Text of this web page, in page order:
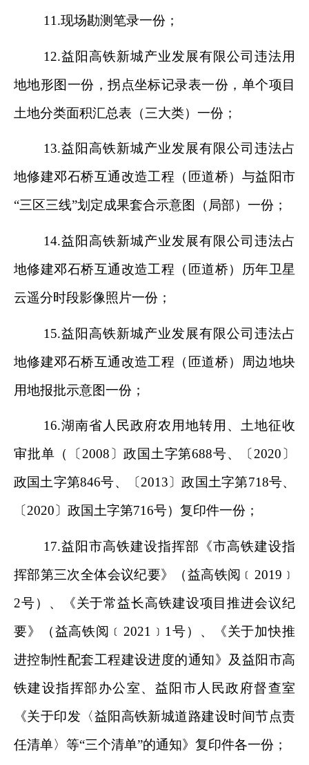
11.现场勘测笔录一份；
12.益阳高铁新城产业发展有限公司违法用
地地形图一份，拐点坐标记录表一份，单个项目
土地分类面积汇总表（三大类）一份；
13.益阳高铁新城产业发展有限公司 违法占
地修建邓石桥互通改造工程（匝道桥）与益阳市
“三区三线”划定成果套合示意图（局部）一份；
14.益阳高铁新城产业发展有限公司 违法占
地修建邓石桥互通改造工程（匝道桥）历年卫星
云遥分时段影像照片一份；
15.益阳高铁新城产业发展有限公司违法占
地修建邓石桥互通改造工程（匝道桥）周边地块
用地报批示意图一份；
16.湖南省人民政府农用地转用、土地征收
审批单（〔 2008 〕政国土字第688号、〔2020 〕
政国土字第846号、〔2013 〕政国土字第718号、
〔2020 〕政国土字第716号）复印件一份；
17.益阳市高铁建设指挥部《市高铁建设指
挥部第三次全体会议纪要》（益高铁阅 ﹝ 2019 ﹞
2号）、《关于常益长高铁建设项目推进会议纪
要》（益高铁阅 ﹝ 2021 ﹞ 1 号）、《关于加快推
进控制性配套工程建设进度的通知》及益阳市高
铁建设指挥部办公室、益阳市人民政府督查室
《关于印发〈益阳高铁新城道路建设时间节点责
任清单〉等“三个清单”的通知》复印件各一份；